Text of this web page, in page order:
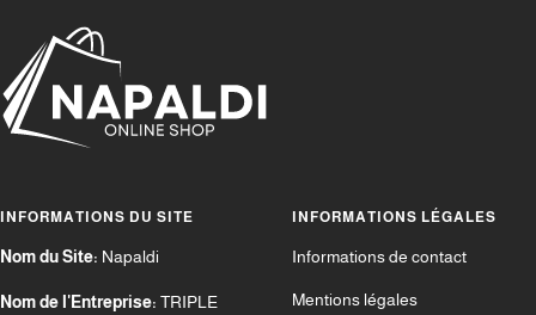
INFORMATIONS DU SITE
Nom du Site: Napaldi
Nom de l'Entreprise: TRIPLE
INFORMATIONS LÉGALES
Informations de contact
Mentions légales